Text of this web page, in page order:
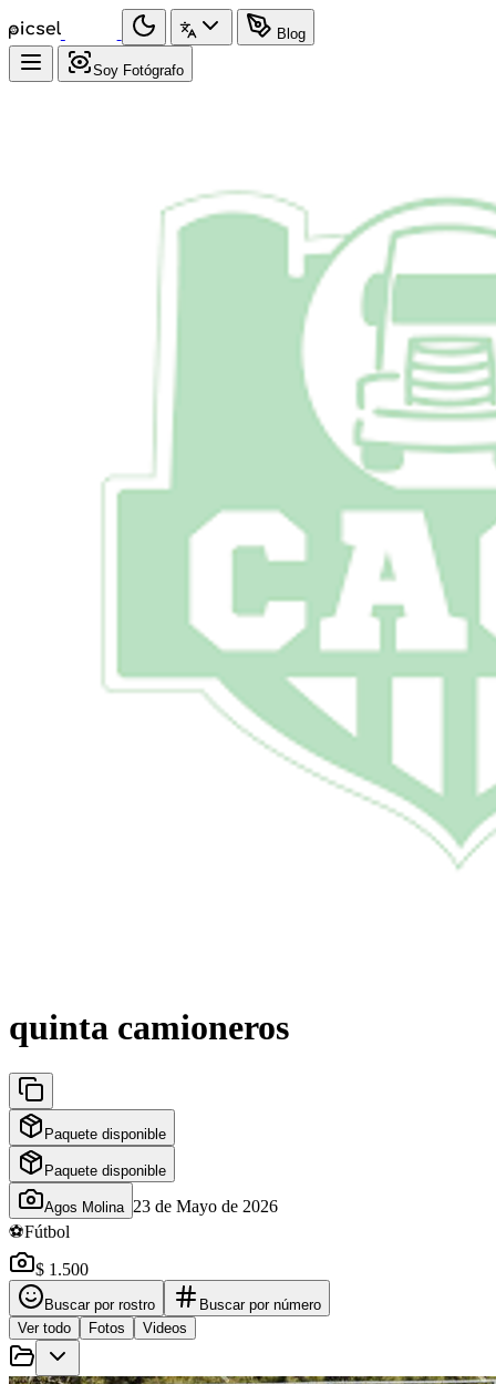
Blog
Soy Fotógrafo
quinta camioneros
Paquete disponible
Paquete disponible
Agos Molina 23 de Mayo de 2026
⚽Fútbol
$ 1.500
Buscar por rostro
Buscar por número
Ver todo
Fotos Videos